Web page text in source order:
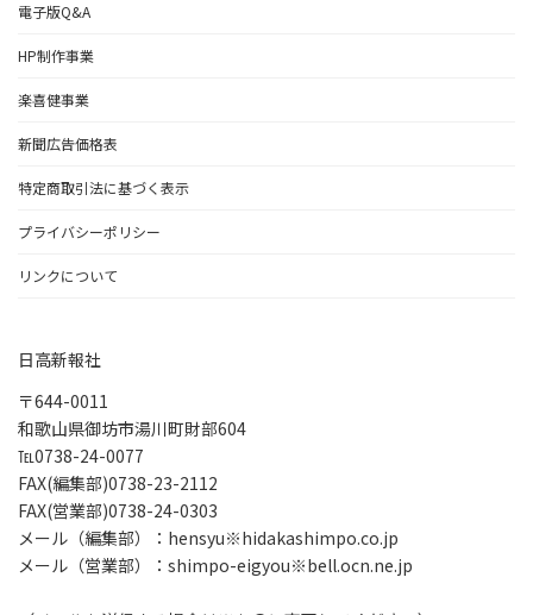
電子版Q&A
HP制作事業
楽喜健事業
新聞広告価格表
特定商取引法に基づく表示
プライバシーポリシー
リンクについて
日高新報社
〒644-0011
和歌山県御坊市湯川町財部604
℡0738-24-0077
FAX(編集部)0738-23-2112
FAX(営業部)0738-24-0303
メール（編集部）：hensyu※hidakashimpo.co.jp
メール（営業部）：shimpo-eigyou※bell.ocn.ne.jp